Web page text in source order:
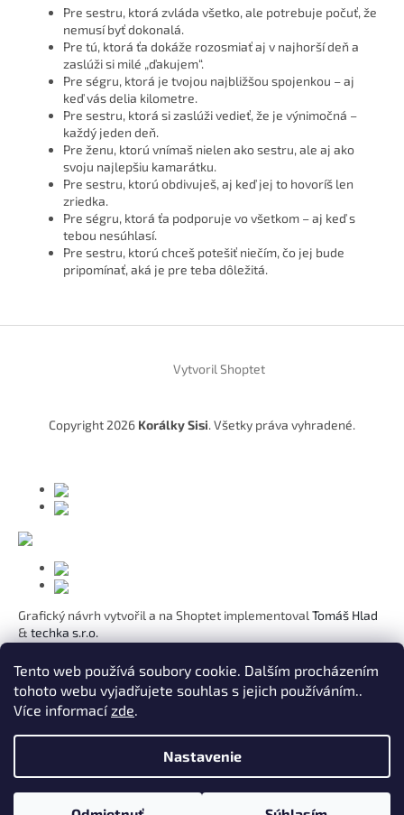
Tento web používá soubory cookie. Dalším procházením
tohoto webu vyjadřujete souhlas s jejich používáním..
Více informacízde.
Nastavenie
Pre sestru, ktorá zvláda všetko, ale potrebuje počuť, že
nemusí byť dokonalá.
Pre tú, ktorá ťa dokáže rozosmiať aj v najhorší deň a
zaslúži si milé „ďakujem“.
Pre ségru, ktorá je tvojou najbližšou spojenkou – aj
keď vás delia kilometre.
Pre sestru, ktorá si zaslúži vedieť, že je výnimočná –
každý jeden deň.
Pre ženu, ktorú vnímaš nielen ako sestru, ale aj ako
svoju najlepšiu kamarátku.
Pre sestru, ktorú obdivuješ, aj keď jej to hovoríš len
zriedka.
Pre ségru, ktorá ťa podporuje vo všetkom – aj keď s
tebou nesúhlasí.
Pre sestru, ktorú chceš potešiť niečím, čo jej bude
pripomínať, aká je pre teba dôležitá.
Vytvoril Shoptet
Copyright 2026 Korálky Sisi. Všetky práva vyhradené.
Grafický návrh vytvořil a na Shoptet implementoval Tomáš Hlad
& techka s.r.o.
Koho chcete obdarovat?
Pre mamičku
Pre moju lásku
Pre dcéru